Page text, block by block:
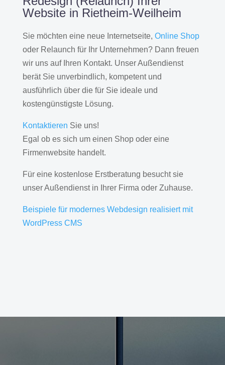
Website in Rietheim-Weilheim
Sie möchten eine neue Internetseite, Online Shop
oder Relaunch für Ihr Unternehmen? Dann freuen
wir uns auf Ihren Kontakt. Unser Außendienst
berät Sie unverbindlich, kompetent und
ausführlich über die für Sie ideale und
kostengünstigste Lösung.
Kontaktieren Sie uns!
Egal ob es sich um einen Shop oder eine
Firmenwebsite handelt.
Für eine kostenlose Erstberatung besucht sie
unser Außendienst in Ihrer Firma oder Zuhause.
Beispiele für modernes Webdesign realisiert mit
WordPress CMS